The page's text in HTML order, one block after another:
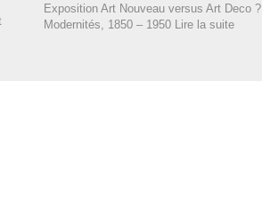
Exposition Art Nouveau versus Art Deco ?
Modernités, 1850 – 1950
Lire la suite